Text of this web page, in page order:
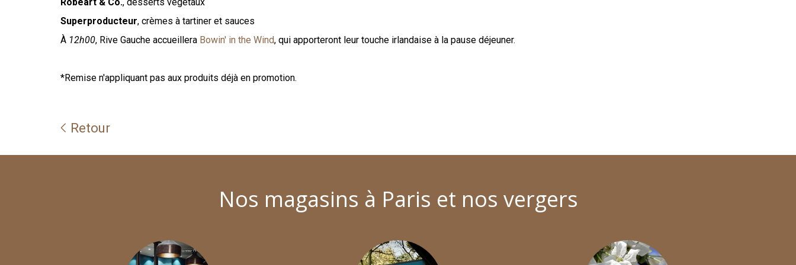
Superproducteur, crèmes à tartiner et sauces
À 12h00, Rive Gauche accueillera Bowin' in the Wind, qui apporteront leur touche irlandaise à la pause déjeuner.
*Remise n'appliquant pas aux produits déjà en promotion.
Retour
Nos magasins à Paris et nos vergers